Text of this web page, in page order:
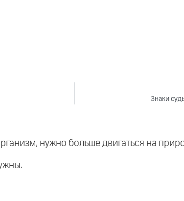
Знаки
нужно больше двигаться на